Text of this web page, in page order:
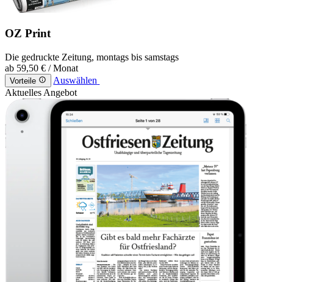
OZ Print
Die gedruckte Zeitung, montags bis samstags
ab 59,50 € / Monat
Vorteile
Auswählen
Aktuelles Angebot